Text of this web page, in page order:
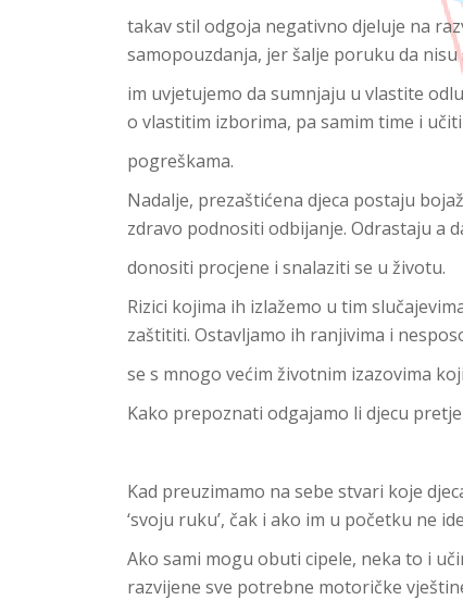
takav stil odgoja negativno djeluje na
samopouzdanja, jer šalje poruku da
im uvjetujemo da sumnjaju u vlastite
o vlastitim izborima, pa samim time i
pogreškama.
Nadalje, prezaštićena djeca postaju
zdravo podnositi odbijanje. Odrastaju a
donositi procjene i snalaziti se u životu.
Rizici kojima ih izlažemo u tim
zaštititi. Ostavljamo ih ranjivima i
se s mnogo većim životnim izazovima
Kako prepoznati odgajamo li djecu
Kad preuzimamo na sebe stvari koje
‘svoju ruku’, čak i ako im u početku ne
Ako sami mogu obuti cipele, neka to i
razvijene sve potrebne motoričke